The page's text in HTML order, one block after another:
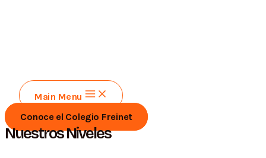
Main Menu
Conoce el Colegio Freinet
Nuestros Niveles